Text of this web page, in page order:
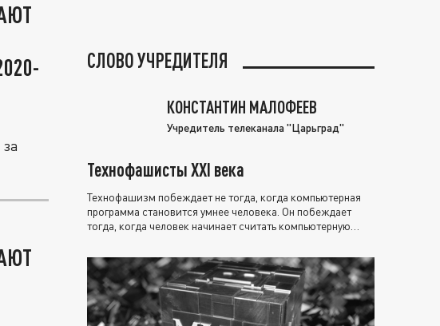
СЛОВО УЧРЕДИТЕЛЯ
КОНСТАНТИН МАЛОФЕЕВ
Учредитель телеканала "Царьград"
Технофашисты XXI века
Технофашизм побеждает не тогда, когда компьютерная
программа становится умнее человека. Он побеждает
тогда, когда человек начинает считать компьютерную